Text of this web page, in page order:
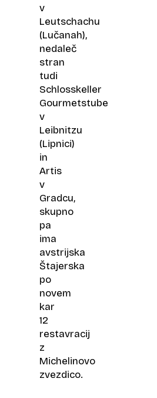
v
Leutschachu
(Lučanah),
nedaleč
stran
tudi
Schlosskeller
Gourmetstube
v
Leibnitzu
(Lipnici)
in
Artis
v
Gradcu,
skupno
pa
ima
avstrijska
Štajerska
po
novem
kar
12
restavracij
z
Michelinovo
zvezdico.